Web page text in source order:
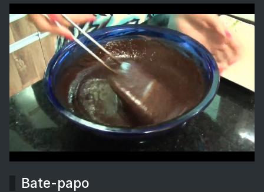
Bate-papo